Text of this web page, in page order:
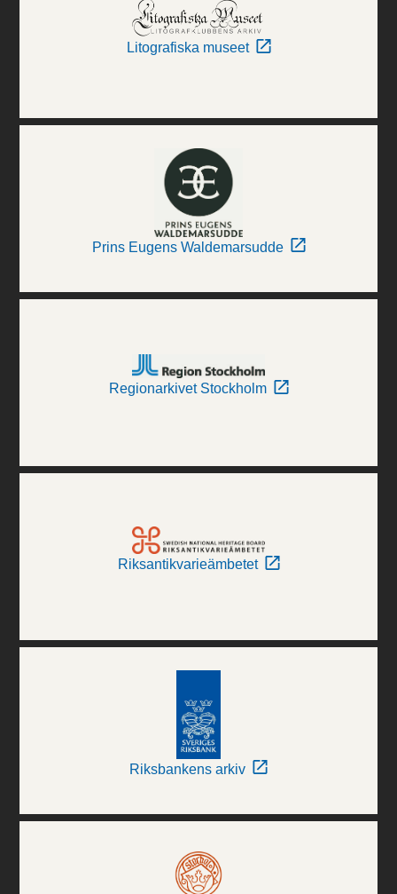
Litografiska museet
Prins Eugens Waldemarsudde
Regionarkivet Stockholm
Riksantikvarieämbetet
Riksbankens arkiv